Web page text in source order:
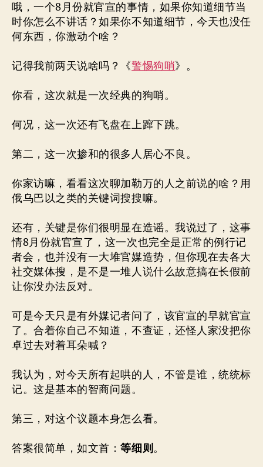
哦，一个8月份就官宣的事情，如果你知道细节当
时你怎么不讲话？如果你不知道细节，今天也没任
何东西，你激动个啥？
记得我前两天说啥吗？《警惕狗哨》。
你看，这次就是一次经典的狗哨。
何况，这一次还有飞盘在上蹿下跳。
第二，这一次掺和的很多人居心不良。
你家访嘛，看看这次聊加勒万的人之前说的啥？用
俄乌巴以之类的关键词搜搜嘛。
还有，关键是你们很明显在造谣。我说过了，这事
情8月份就官宣了，这一次也完全是正常的例行记
者会，也并没有一大堆官媒造势，但你现在去各大
社交媒体搜，是不是一堆人说什么故意搞在长假前
让你没办法反对。
可是今天只是有外媒记者问了，该官宣的早就官宣
了。合着你自己不知道，不查证，还怪人家没把你
卓过去对着耳朵喊？
我认为，对今天所有起哄的人，不管是谁，统统标
记。这是基本的智商问题。
第三，对这个议题本身怎么看。
答案很简单，如文首：等细则。